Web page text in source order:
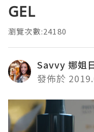
GEL
瀏覽次數:24180
Savvy 娜姐
發佈於